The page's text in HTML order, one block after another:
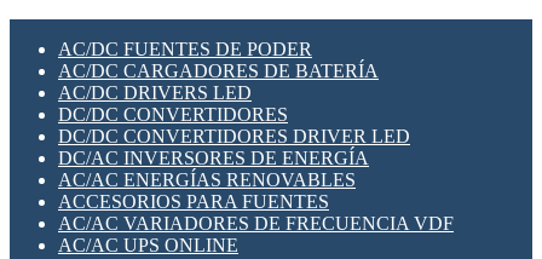
SWITCH Y MICROSWITCH
TARJETAS PI
UNIÓN Y DERIVACIÓN DE CABLE
PLACAS MODULARES IOT
SWITCHES Y REDES WIFI
SOLUCIONES IOT
SOLUCIONES LORAWAN
SOLUCIONES RED CELULAR
SEGURIDAD PARA REDES
SWITCHES LAN
TELEFONÍA IP (VOIP)
VIGILANCIA IP (CCTV)
MESHTASTIC
AC/DC FUENTES DE PODER
AC/DC CARGADORES DE BATERÍA
AC/DC DRIVERS LED
DC/DC CONVERTIDORES
DC/DC CONVERTIDORES DRIVER LED
DC/AC INVERSORES DE ENERGÍA
AC/AC ENERGÍAS RENOVABLES
ACCESORIOS PARA FUENTES
AC/AC VARIADORES DE FRECUENCIA VDF
AC/AC UPS ONLINE